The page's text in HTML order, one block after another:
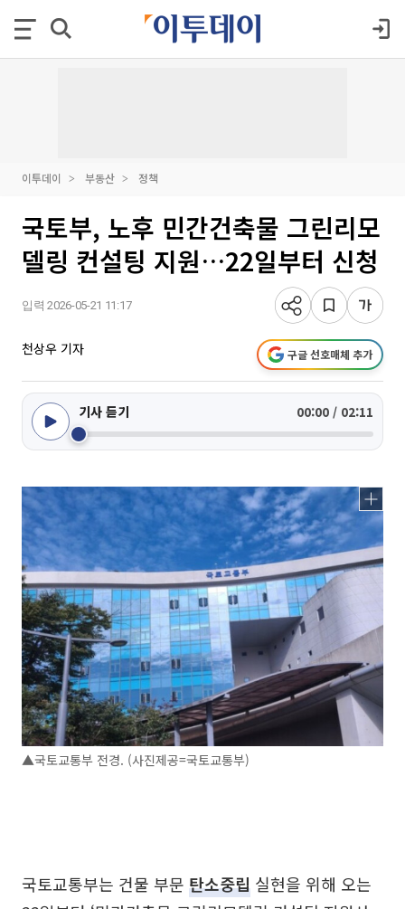
이투데이 부동산 정책
국토부, 노후 민간건축물 그린리모
델링 컨설팅 지원…22일부터 신청
입력 2026-05-21 11:17
천상우 기자 구글 선호매체 추가
기사 듣기 00:00 / 02:11
▲국토교통부 전경. (사진제공=국토교통부)
국토교통부는 건물 부문 탄소중립 실현을 위해 오는